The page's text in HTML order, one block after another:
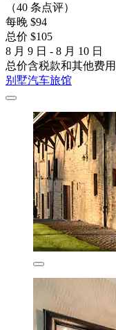
（40 条点评）
每晚 $94
总价 $105
8 月 9 日 - 8 月 10 日
总价含税款和其他费用
别墅汽车旅馆